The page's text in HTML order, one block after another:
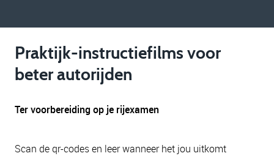
Praktijk-instructiefilms voor
beter autorijden
Ter voorbereiding op je rijexamen
Scan de qr-codes en leer wanneer het jou uitkomt